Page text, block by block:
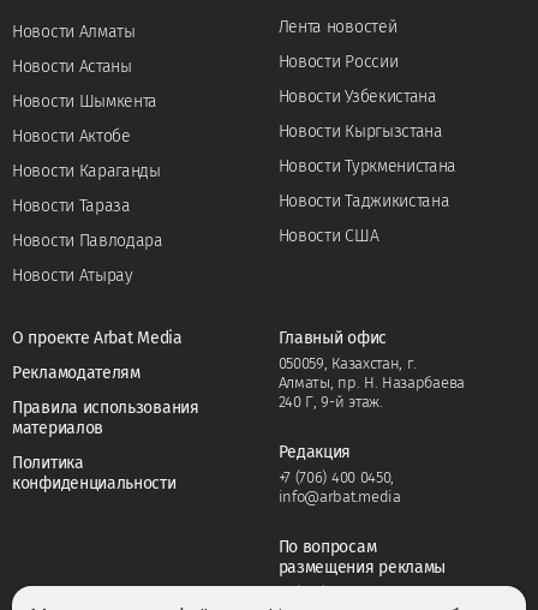
Новости Алматы
Новости Астаны
Новости Шымкента
Новости Актобе
Новости Караганды
Новости Тараза
Новости Павлодара
Новости Атырау
Лента новостей
Новости России
Новости Узбекистана
Новости Кыргызстана
Новости Туркменистана
Новости Таджикистана
Новости США
О проекте Arbat Media
Рекламодателям
Правила использования
материалов
Политика
конфиденциальности
Главный офис
050059, Казахстан, г.
Алматы, пр. Н. Назарбаева
240 Г, 9-й этаж.
Редакция
+7 (706) 400 0450,
info@arbat.media
По вопросам
размещения рекламы